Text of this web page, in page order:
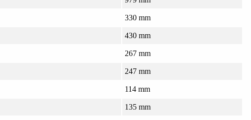
330 mm
430 mm
267 mm
247 mm
114 mm
135 mm